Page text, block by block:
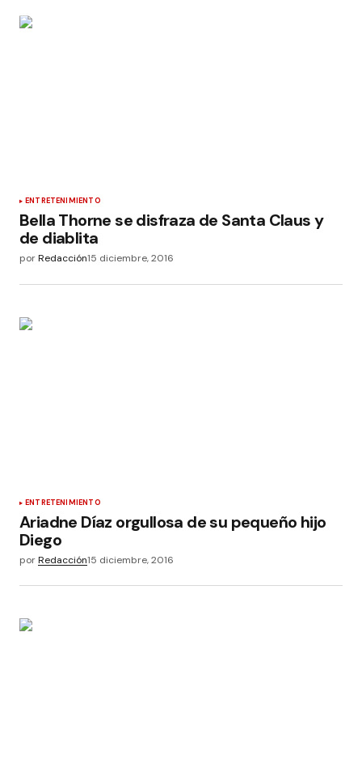
ENTRETENIMIENTO
Bella Thorne se disfraza de Santa Claus y
de diablita
porRedacción15 diciembre, 2016
ENTRETENIMIENTO
Ariadne Díaz orgullosa de su pequeño hijo
Diego
porRedacción15 diciembre, 2016